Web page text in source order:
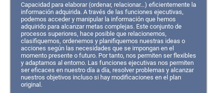
Capacidad para elaborar (ordenar, relacionar…) eficientemente la
información adquirida. A través de las funciones ejecutivas,
podemos acceder y manipular la información que hemos
adquirido para alcanzar metas complejas. Este conjunto de
procesos superiores, hace posible que relacionemos,
clasifiquemos, ordenemos y planifiquemos nuestras ideas o
acciones según las necesidades que se impongan en el
momento presente o futuro. Por tanto, nos permiten ser flexibles
y adaptarnos al entorno. Las funciones ejecutivas nos permiten
ser eficaces en nuestro día a día, resolver problemas y alcanzar
nuestros objetivos incluso si hay modificaciones en el plan
original.